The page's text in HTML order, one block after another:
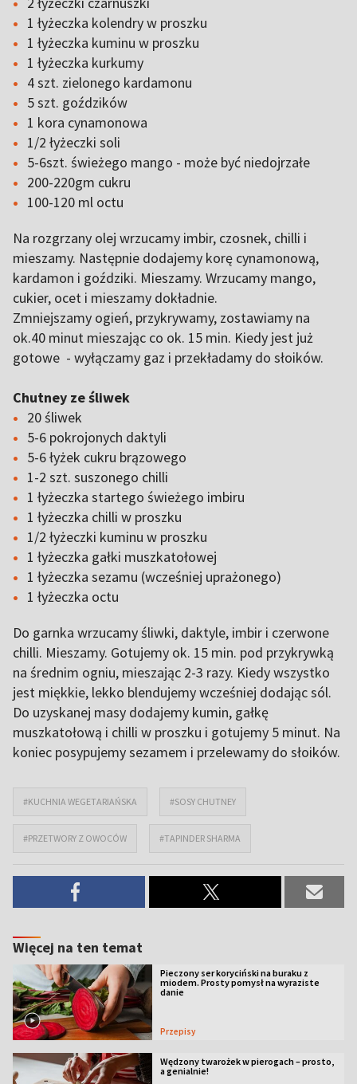
1 łyżeczka kolendry w proszku
1 łyżeczka kuminu w proszku
1 łyżeczka kurkumy
4 szt. zielonego kardamonu
5 szt. goździków
1 kora cynamonowa
1/2 łyżeczki soli
5-6szt. świeżego mango - może być niedojrzałe
200-220gm cukru
100-120 ml octu
Na rozgrzany olej wrzucamy imbir, czosnek, chilli i
mieszamy. Następnie dodajemy korę cynamonową,
kardamon i goździki. Mieszamy. Wrzucamy mango,
cukier, ocet i mieszamy dokładnie.
Zmniejszamy ogień, przykrywamy, zostawiamy na
ok.40 minut mieszając co ok. 15 min. Kiedy jest już
gotowe - wyłączamy gaz i przekładamy do słoików.
Chutney ze śliwek
20 śliwek
5-6 pokrojonych daktyli
5-6 łyżek cukru brązowego
1-2 szt. suszonego chilli
1 łyżeczka startego świeżego imbiru
1 łyżeczka chilli w proszku
1/2 łyżeczki kuminu w proszku
1 łyżeczka gałki muszkatołowej
1 łyżeczka sezamu (wcześniej uprażonego)
1 łyżeczka octu
Do garnka wrzucamy śliwki, daktyle, imbir i czerwone
chilli. Mieszamy. Gotujemy ok. 15 min. pod przykrywką
na średnim ogniu, mieszając 2-3 razy. Kiedy wszystko
jest miękkie, lekko blendujemy wcześniej dodając sól.
Do uzyskanej masy dodajemy kumin, gałkę
muszkatołową i chilli w proszku i gotujemy 5 minut. Na
koniec posypujemy sezamem i przelewamy do słoików.
#KUCHNIA WEGETARIAŃSKA #SOSY CHUTNEY
#PRZETWORY Z OWOCÓW #TAPINDER SHARMA
Więcej na ten temat
Pieczony ser koryciński na buraku z
miodem. Prosty pomysł na wyraziste
danie
Przepisy
Wędzony twarożek w pierogach – prosto,
a genialnie!